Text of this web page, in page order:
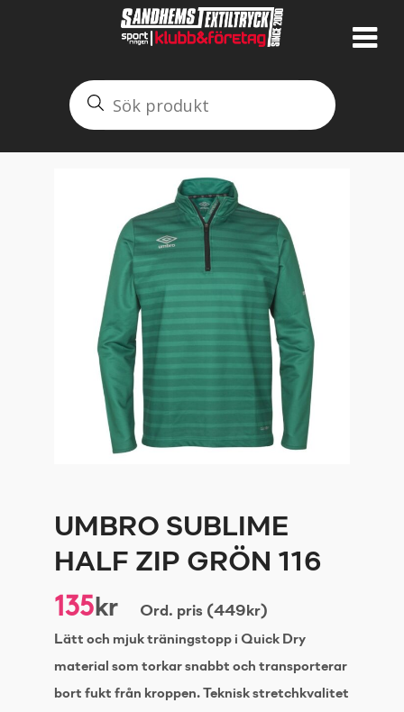
UMBRO SUBLIME
HALF ZIP GRÖN 116
135kr Ord. pris (449kr)
Lätt och mjuk träningstopp i Quick Dry
material som torkar snabbt och transporterar
bort fukt från kroppen. Teknisk stretchkvalitet